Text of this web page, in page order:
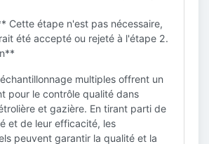
Cette étape n'est pas nécessaire,
été accepté ou rejeté à l'étape 2.
multiples offrent un
pour le contrôle qualité dans
et gazière. En tirant parti de
et de leur efficacité, les
peuvent garantir la qualité et la